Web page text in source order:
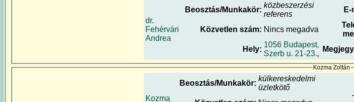
dr.
Fehérvári
Andrea
Beosztás/Munkakör:
közbeszerzési
referens
Közvetlen szám: Nincs megadva
Hely:
1056 Budapest,
Szerb u. 21-23.,
Kozma Zoltán
Kozma
Beosztás/Munkakör:
külkereskedelmi
üzletkötő